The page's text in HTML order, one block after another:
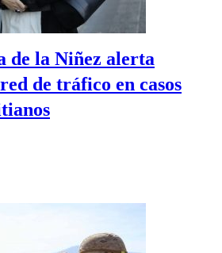
de la Niñez alerta
de tráfico en casos